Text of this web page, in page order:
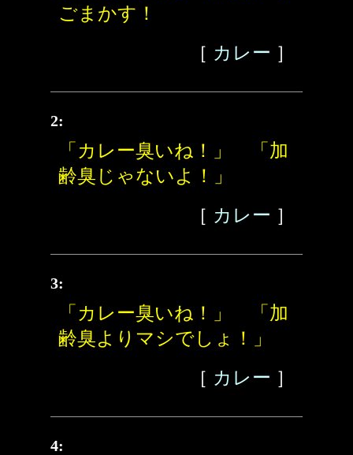
ごまかす！
［ カレー ］
2:
「カレー臭いね！」 「加
齢臭じゃないよ！」
［ カレー ］
3:
「カレー臭いね！」 「加
齢臭よりマシでしょ！」
［ カレー ］
4: